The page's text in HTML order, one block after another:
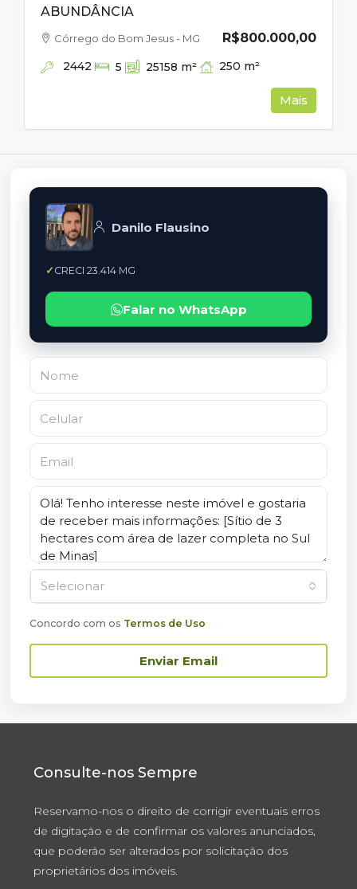
ABUNDÂNCIA
R$800.000,00
Córrego do Bom Jesus - MG
2442 5 25158 m² 250 m²
Mais
Danilo Flausino
CRECI 23.414 MG
Falar no WhatsApp
Selecionar
Concordo com os Termos de Uso
Enviar Email
Consulte-nos Sempre
Reservamo-nos o direito de corrigir eventuais erros
de digitação e de confirmar os valores anunciados,
que poderão ser alterados por solicitação dos
proprietários dos imóveis.